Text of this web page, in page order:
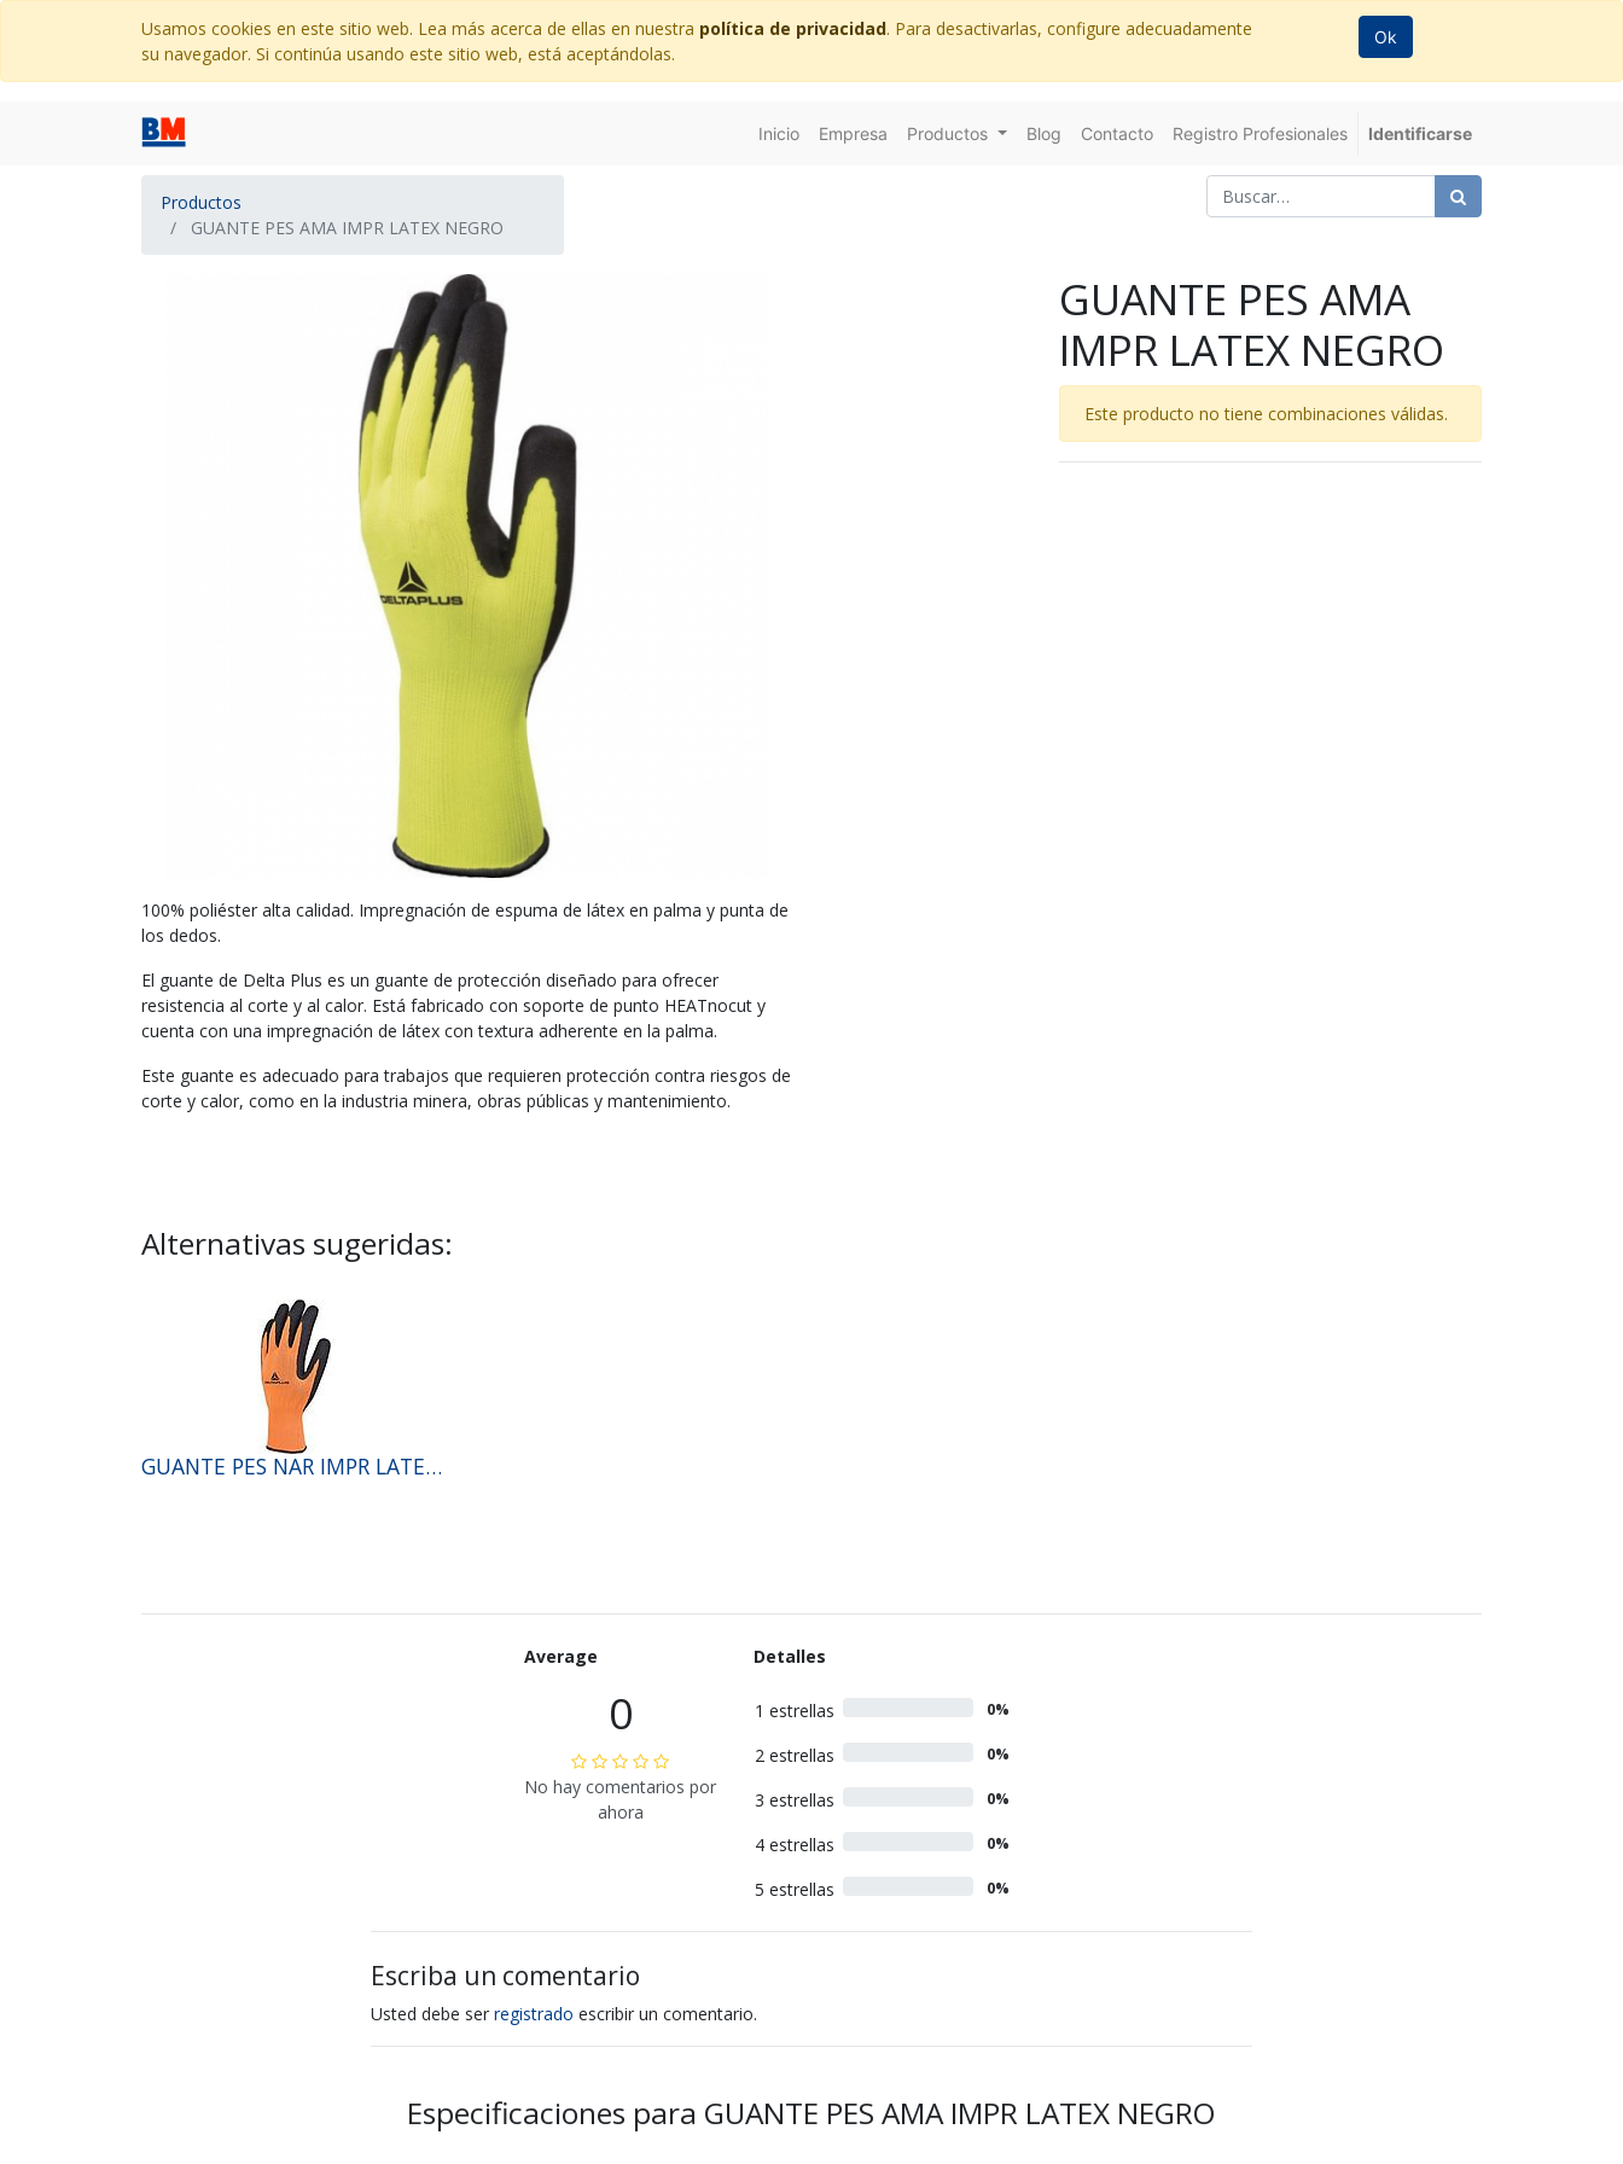
Usamos cookies en este sitio web. Lea más acerca de ellas en nuestra política de privacidad. Para desactivarlas, configure adecuadamente
su navegador. Si continúa usando este sitio web, está aceptándolas.
Ok
Inicio Empresa Productos Blog Contacto Registro Profesionales Identificarse
Productos
GUANTE PES AMA IMPR LATEX NEGRO
100% poliéster alta calidad. Impregnación de espuma de látex en palma y punta de
los dedos.
El guante de Delta Plus es un guante de protección diseñado para ofrecer
resistencia al corte y al calor. Está fabricado con soporte de punto HEATnocut y
cuenta con una impregnación de látex con textura adherente en la palma.
Este guante es adecuado para trabajos que requieren protección contra riesgos de
corte y calor, como en la industria minera, obras públicas y mantenimiento.​
GUANTE PES AMA
IMPR LATEX NEGRO
Este producto no tiene combinaciones válidas.
Alternativas sugeridas:
GUANTE PES NAR IMPR LATEX NEGRO
Average
0
No hay comentarios por
ahora
Detalles
1 estrellas 0%
2 estrellas 0%
3 estrellas 0%
4 estrellas 0%
5 estrellas 0%
Escriba un comentario
Usted debe ser registrado escribir un comentario.
Especificaciones para GUANTE PES AMA IMPR LATEX NEGRO